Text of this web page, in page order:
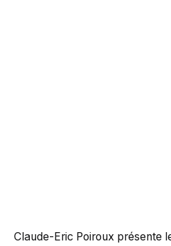
Claude-Eric Poiroux présente